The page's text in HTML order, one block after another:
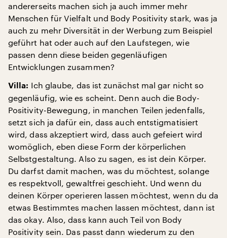
andererseits machen sich ja auch immer mehr
Menschen für Vielfalt und Body Positivity stark, was ja
auch zu mehr Diversität in der Werbung zum Beispiel
geführt hat oder auch auf den Laufstegen, wie
passen denn diese beiden gegenläufigen
Entwicklungen zusammen?
Villa: Ich glaube, das ist zunächst mal gar nicht so
gegenläufig, wie es scheint. Denn auch die Body-
Positivity-Bewegung, in manchen Teilen jedenfalls,
setzt sich ja dafür ein, dass auch entstigmatisiert
wird, dass akzeptiert wird, dass auch gefeiert wird
womöglich, eben diese Form der körperlichen
Selbstgestaltung. Also zu sagen, es ist dein Körper.
Du darfst damit machen, was du möchtest, solange
es respektvoll, gewaltfrei geschieht. Und wenn du
deinen Körper operieren lassen möchtest, wenn du da
etwas Bestimmtes machen lassen möchtest, dann ist
das okay. Also, dass kann auch Teil von Body
Positivity sein. Das passt dann wiederum zu den